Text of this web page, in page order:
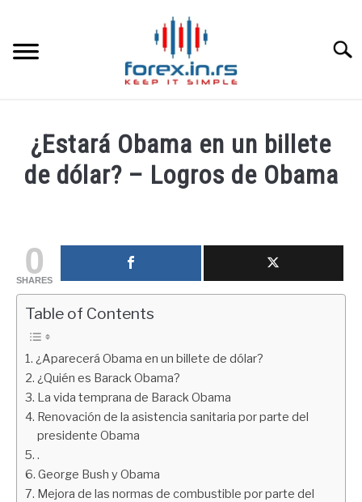
content
HOME ESPAÑOLA
LA INVERSIÓN
¿Estará Obama en un billete
de dólar? – Logros de Obama
in
Educación
financiera
0
SHARES
Table of Contents
¿Aparecerá Obama en un billete de dólar?
¿Quién es Barack Obama?
La vida temprana de Barack Obama
Renovación de la asistencia sanitaria por parte del
presidente Obama
.
George Bush y Obama
Mejora de las normas de combustible por parte del